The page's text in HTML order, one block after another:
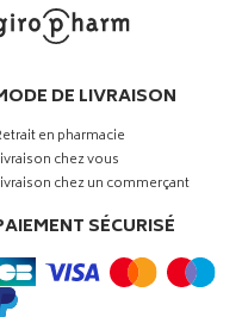
DE LIVRAISON
en pharmacie
chez vous
chez un commerçant
SÉCURISÉ